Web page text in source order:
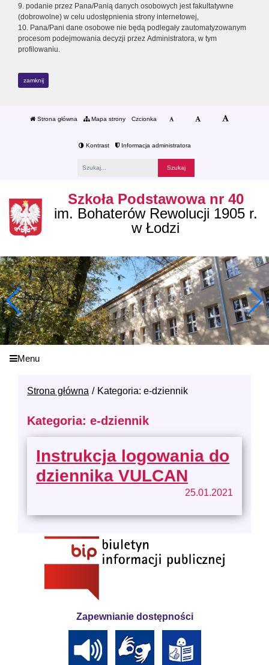
9. podanie przez Pana/Panią danych osobowych jest fakultatywne
(dobrowolne) w celu udostępnienia strony internetowej,
10. Pana/Pani dane osobowe nie będą podlegały zautomatyzowanym
procesom podejmowania decyzji przez Administratora, w tym
profilowaniu.
zamknij
Strona główna Mapa strony Czcionka
Kontrast Informacja administratora
Szkoła Podstawowa nr 40
im. Bohaterów Rewolucji 1905 r.
w Łodzi
Menu
Zapewnianie dostępności
Strona główna Kategoria: e-dziennik
Kategoria: e-dziennik
Instrukcja logowania do
dziennika VULCAN
25.01.2021